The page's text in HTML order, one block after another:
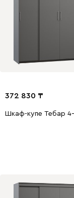
372 830
Шкаф-купе Тебар 4-